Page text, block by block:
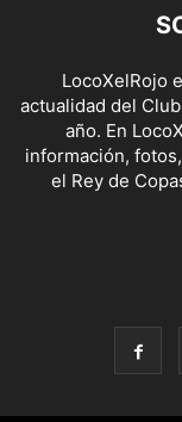
LocoXelRojo
actualidad del
año. En
información,
el Rey de